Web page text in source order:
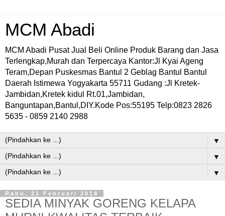
MCM Abadi
MCM Abadi Pusat Jual Beli Online Produk Barang dan Jasa
Terlengkap,Murah dan Terpercaya Kantor:Jl Kyai Ageng
Teram,Depan Puskesmas Bantul 2 Geblag Bantul Bantul
Daerah Istimewa Yogyakarta 55711 Gudang :Jl Kretek-
Jambidan,Kretek kidul Rt.01,Jambidan,
Banguntapan,Bantul,DIY.Kode Pos:55195 Telp:0823 2826
5635 - 0859 2140 2988
▼
▼
▼
Rabu, 21 Februari 2018
SEDIA MINYAK GORENG KELAPA